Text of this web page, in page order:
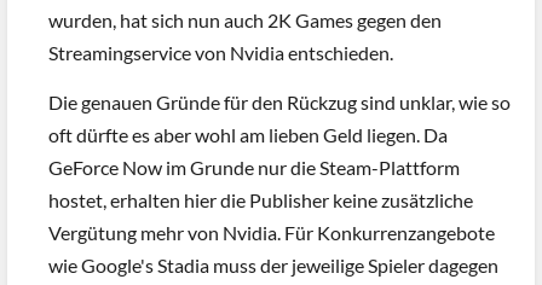
wurden, hat sich nun auch 2K Games gegen den
Streamingservice von Nvidia entschieden.
Die genauen Gründe für den Rückzug sind unklar, wie so
oft dürfte es aber wohl am lieben Geld liegen. Da
GeForce Now im Grunde nur die Steam-Plattform
hostet, erhalten hier die Publisher keine zusätzliche
Vergütung mehr von Nvidia. Für Konkurrenzangebote
wie Google's Stadia muss der jeweilige Spieler dagegen